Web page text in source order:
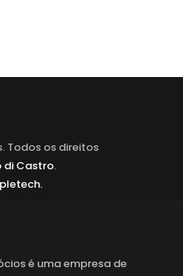
Todos os direitos
di Castro.
é uma empresa de